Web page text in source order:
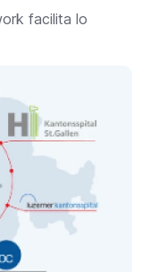
facilita lo